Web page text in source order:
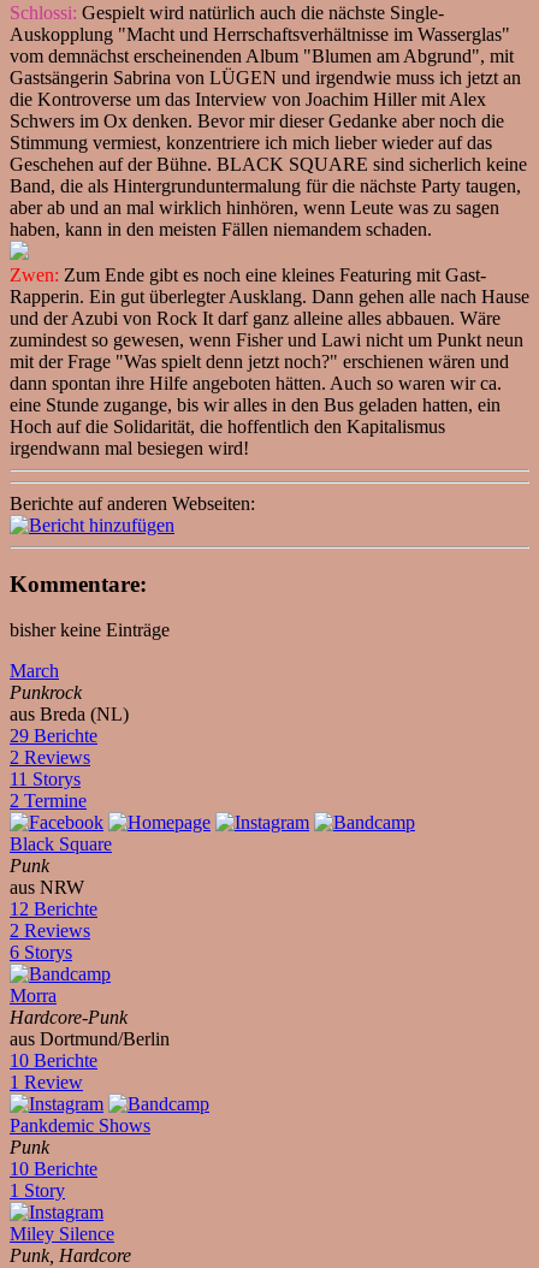
Schlossi: Gespielt wird natürlich auch die nächste Single-
Auskopplung "Macht und Herrschaftsverhältnisse im Wasserglas"
vom demnächst erscheinenden Album "Blumen am Abgrund", mit
Gastsängerin Sabrina von LÜGEN und irgendwie muss ich jetzt an
die Kontroverse um das Interview von Joachim Hiller mit Alex
Schwers im Ox denken. Bevor mir dieser Gedanke aber noch die
Stimmung vermiest, konzentriere ich mich lieber wieder auf das
Geschehen auf der Bühne. BLACK SQUARE sind sicherlich keine
Band, die als Hintergrunduntermalung für die nächste Party taugen,
aber ab und an mal wirklich hinhören, wenn Leute was zu sagen
haben, kann in den meisten Fällen niemandem schaden.
Zwen: Zum Ende gibt es noch eine kleines Featuring mit Gast-
Rapperin. Ein gut überlegter Ausklang. Dann gehen alle nach Hause
und der Azubi von Rock It darf ganz alleine alles abbauen. Wäre
zumindest so gewesen, wenn Fisher und Lawi nicht um Punkt neun
mit der Frage "Was spielt denn jetzt noch?" erschienen wären und
dann spontan ihre Hilfe angeboten hätten. Auch so waren wir ca.
eine Stunde zugange, bis wir alles in den Bus geladen hatten, ein
Hoch auf die Solidarität, die hoffentlich den Kapitalismus
irgendwann mal besiegen wird!
Berichte auf anderen Webseiten:
Kommentare:
bisher keine Einträge
March
Punkrock
aus Breda (NL)
29 Berichte
2 Reviews
11 Storys
2 Termine
Black Square
Punk
aus NRW
12 Berichte
2 Reviews
6 Storys
Morra
Hardcore-Punk
aus Dortmund/Berlin
10 Berichte
1 Review
Pankdemic Shows
Punk
10 Berichte
1 Story
Miley Silence
Punk, Hardcore